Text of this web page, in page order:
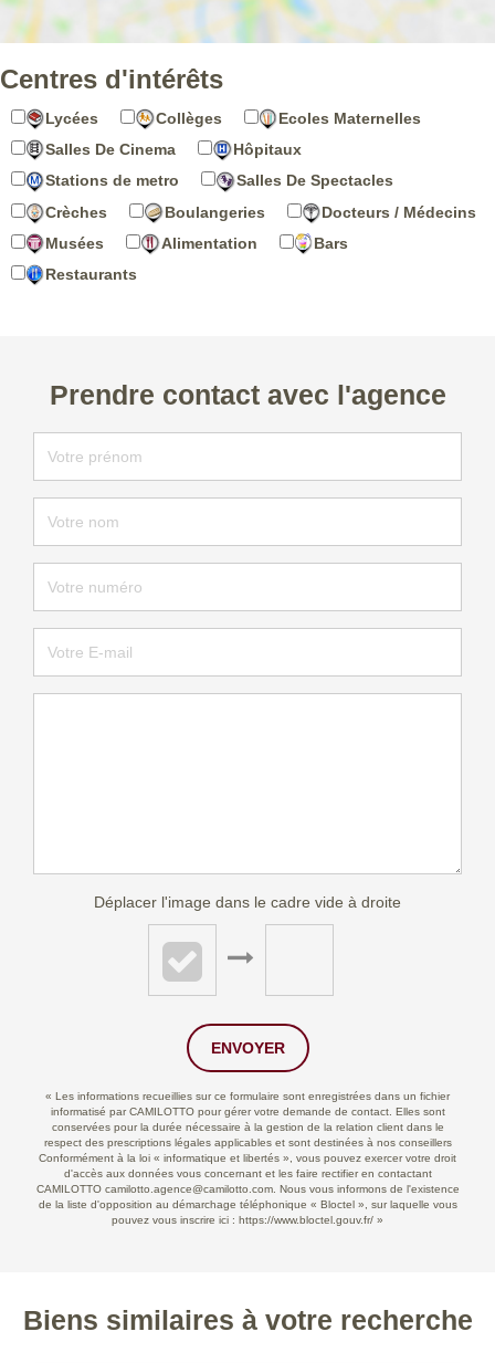
Centres d'intérêts
Lycées Collèges
Ecoles Maternelles
Salles De Cinema
Hôpitaux
Stations de metro
Salles De Spectacles
Crèches
Boulangeries
Docteurs / Médecins
Musées
Alimentation
Bars
Restaurants
Prendre contact avec l'agence
Déplacer l'image dans le cadre vide à droite
ENVOYER
« Les informations recueillies sur ce formulaire sont enregistrées dans un fichier
informatisé par CAMILOTTO pour gérer votre demande de contact. Elles sont
conservées pour la durée nécessaire à la gestion de la relation client dans le
respect des prescriptions légales applicables et sont destinées à nos conseillers
Conformément à la loi « informatique et libertés », vous pouvez exercer votre droit
d'accès aux données vous concernant et les faire rectifier en contactant
CAMILOTTO camilotto.agence@camilotto.com. Nous vous informons de l'existence
de la liste d'opposition au démarchage téléphonique « Bloctel », sur laquelle vous
pouvez vous inscrire ici : https://www.bloctel.gouv.fr/ »
Biens similaires à votre recherche